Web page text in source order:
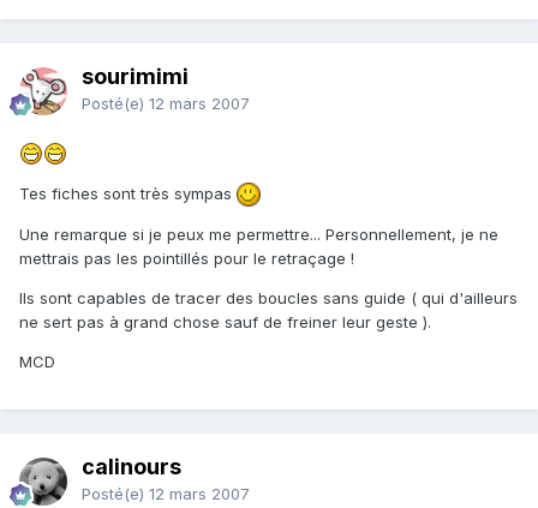
sourimimi
Posté(e) 12 mars 2007
Tes fiches sont très sympas
Une remarque si je peux me permettre... Personnellement, je ne
mettrais pas les pointillés pour le retraçage !
Ils sont capables de tracer des boucles sans guide ( qui d'ailleurs
ne sert pas à grand chose sauf de freiner leur geste ).
MCD
calinours
Posté(e) 12 mars 2007